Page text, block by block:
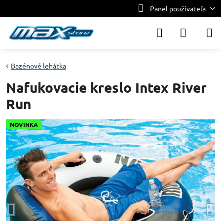
Panel používateľa
NOVINKA
Bazénové lehátka
Nafukovacie kreslo Intex River
Run